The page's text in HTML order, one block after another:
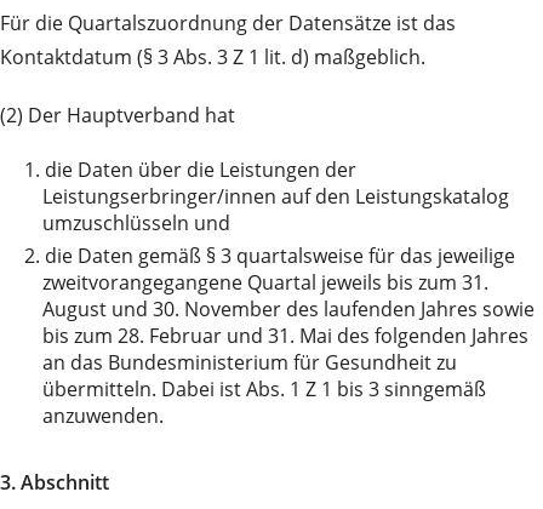
Für die Quartalszuordnung der Datensätze ist das
Kontaktdatum (§ 3 Abs. 3 Z 1 lit. d) maßgeblich.
(2) Der Hauptverband hat
1. die Daten über die Leistungen der
Leistungserbringer/innen auf den Leistungskatalog
umzuschlüsseln und
2. die Daten gemäß § 3 quartalsweise für das jeweilige
zweitvorangegangene Quartal jeweils bis zum 31.
August und 30. November des laufenden Jahres sowie
bis zum 28. Februar und 31. Mai des folgenden Jahres
an das Bundesministerium für Gesundheit zu
übermitteln. Dabei ist Abs. 1 Z 1 bis 3 sinngemäß
anzuwenden.
3. Abschnitt